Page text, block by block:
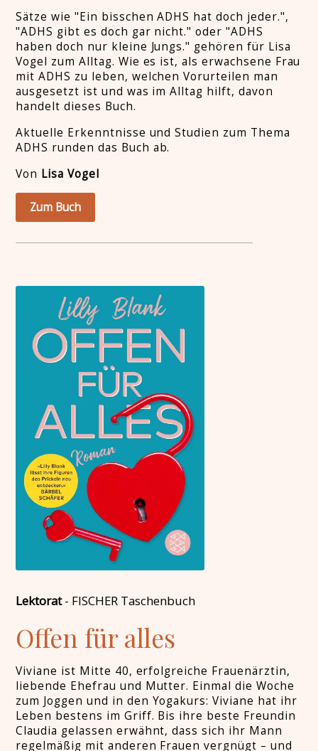
Sätze wie "Ein bisschen ADHS hat doch jeder.",
"ADHS gibt es doch gar nicht." oder "ADHS
haben doch nur kleine Jungs." gehören für Lisa
Vogel zum Alltag. Wie es ist, als erwachsene Frau
mit ADHS zu leben, welchen Vorurteilen man
ausgesetzt ist und was im Alltag hilft, davon
handelt dieses Buch.
Aktuelle Erkenntnisse und Studien zum Thema
ADHS runden das Buch ab.
Von Lisa Vogel
Zum Buch
Lektorat- FISCHER Taschenbuch
Offen für alles
Viviane ist Mitte 40, erfolgreiche Frauenärztin,
liebende Ehefrau und Mutter. Einmal die Woche
zum Joggen und in den Yogakurs: Viviane hat ihr
Leben bestens im Griff. Bis ihre beste Freundin
Claudia gelassen erwähnt, dass sich ihr Mann
regelmäßig mit anderen Frauen vergnügt – und